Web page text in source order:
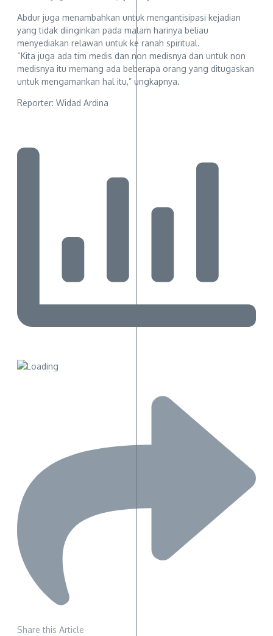
Abdur juga menambahkan untuk mengantisipasi kejadian
yang tidak diinginkan pada malam harinya beliau
menyediakan relawan untuk ke ranah spiritual.
“Kita juga ada tim medis dan non medisnya dan untuk non
medisnya itu memang ada beberapa orang yang ditugaskan
untuk mengamankan hal itu,” ungkapnya.
Reporter: Widad Ardina
Share this Article